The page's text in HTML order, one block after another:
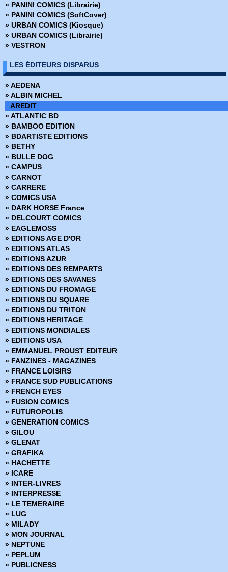
» Conan le barbare - Serie 1
» Conan le barbare - Serie 2
» Conan Pocket Couleur
» Conan Spécial
» DC Flash - Serie 1
» DC Flash spécial
» Démon - Comics Pocket - Serie 1
» Démon - DC Arédit - Serie 2
» Docteur Strange
» Dr Strange Hors Série
» Dracula - Pocket NB
» Dracula le vampire
» Eclipse Comics
» Eclipso - Pocket NB
» Electric Warrior
» Epic
» Et si
» Etranges Aventures
» Faucon Noir - Collection Flash
» Flash
» Flash - Pocket NB - Collection Cosmos Flash
» Flash (Pop Magazine)
» Flash Comics
» Frankenshtein - Pocket NB
» Green Lantern - Pocket NB - Collection Flash
» Green Lantern (Pop Magazine)
» Hercule - Collection Flash Nouvelle Formule
» Hercule - Pocket NB - Collection Flash
» Hex - DC Arédit
» Hulk - Gamma
» Hulk - Pocket Color
» Hulk - Pocket NB
» Hulk (Collection Flash Nouvelle Formule)
» Hulk Géant
» Hulk HS
» Il est Minuit
» Il est Minuit - Comics Pocket Série 1
» Il est Minuit - Comics Pocket Série 2
» Jonah Hex - Arédit DC Couleur
» Jonah Hex - DC Arédit - Pocket NB
» Judge Dredd
» Kamandi - Artima Color DC Superstar
» Kamandi - Comics Pocket
» Kazar
» King Conan
» Kull - Pocket Couleur
» L'Escadron des Etoiles
» L'Inattendu - Comics Pocket
» La Créature du Marais - Arédit DC Couleur - Serie 1
» La Créature du Marais - Artima Color Dc Super Star
» La Légende de Star-Lord
» La Légion des Super-Héros - Artima Dc Color
» La Ligue de Justice - Serie 1 - Artima Dc Color
» La Ligue de Justice - Serie 2 -Dc Arédit
» La Maison du Mystère - Comics Pocket
» PANINI COMICS (Librairie)
» PANINI COMICS (SoftCover)
» URBAN COMICS (Kiosque)
» URBAN COMICS (Librairie)
» VESTRON
LES ÉDITEURS DISPARUS
» AEDENA
» ALBIN MICHEL
AREDIT
» ATLANTIC BD
» BAMBOO EDITION
» BDARTISTE EDITIONS
» BETHY
» BULLE DOG
» CAMPUS
» CARNOT
» CARRERE
» COMICS USA
» DARK HORSE France
» DELCOURT COMICS
» EAGLEMOSS
» EDITIONS AGE D'OR
» EDITIONS ATLAS
» EDITIONS AZUR
» EDITIONS DES REMPARTS
» EDITIONS DES SAVANES
» EDITIONS DU FROMAGE
» EDITIONS DU SQUARE
» EDITIONS DU TRITON
» EDITIONS HERITAGE
» EDITIONS MONDIALES
» EDITIONS USA
» EMMANUEL PROUST EDITEUR
» FANZINES - MAGAZINES
» FRANCE LOISIRS
» FRANCE SUD PUBLICATIONS
» FRENCH EYES
» FUSION COMICS
» FUTUROPOLIS
» GENERATION COMICS
» GILOU
» GLENAT
» GRAFIKA
» HACHETTE
» ICARE
» INTER-LIVRES
» INTERPRESSE
» LE TEMERAIRE
» LUG
» MILADY
» MON JOURNAL
» NEPTUNE
» PEPLUM
» PUBLICNESS